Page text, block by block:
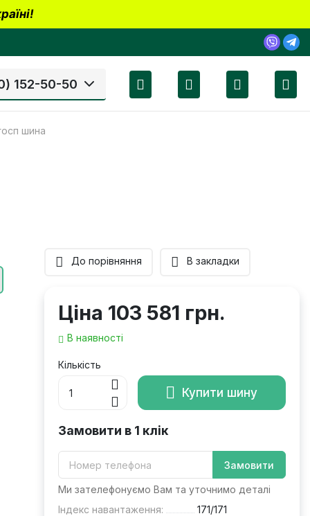
152-50-50
шина
До порівняння В закладки
Ціна 103 581 грн.
В наявності
Кількість
Купити шину
Замовити в 1 клік
Замовити
Ми зателефонуємо Вам та уточнимо деталі
Індекс навантаження:
171/171